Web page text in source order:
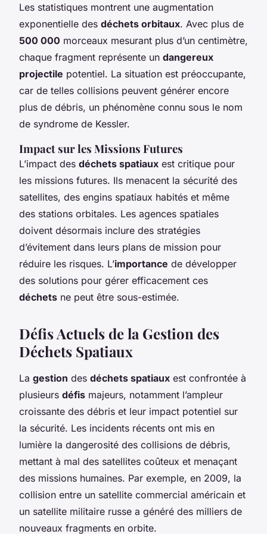
Les statistiques montrent une augmentation
exponentielle des déchets orbitaux. Avec plus de
500 000 morceaux mesurant plus d’un centimètre,
chaque fragment représente un dangereux
projectile potentiel. La situation est préoccupante,
car de telles collisions peuvent générer encore
plus de débris, un phénomène connu sous le nom
de syndrome de Kessler.
Impact sur les Missions Futures
L’impact des déchets spatiaux est critique pour
les missions futures. Ils menacent la sécurité des
satellites, des engins spatiaux habités et même
des stations orbitales. Les agences spatiales
doivent désormais inclure des stratégies
d’évitement dans leurs plans de mission pour
réduire les risques. L’importance de développer
des solutions pour gérer efficacement ces
déchets ne peut être sous-estimée.
Défis Actuels de la Gestion des
Déchets Spatiaux
La gestion des déchets spatiaux est confrontée à
plusieurs défis majeurs, notamment l’ampleur
croissante des débris et leur impact potentiel sur
la sécurité. Les incidents récents ont mis en
lumière la dangerosité des collisions de débris,
mettant à mal des satellites coûteux et menaçant
des missions humaines. Par exemple, en 2009, la
collision entre un satellite commercial américain et
un satellite militaire russe a généré des milliers de
nouveaux fragments en orbite.